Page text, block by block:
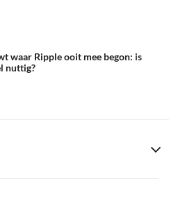
waar Ripple ooit mee begon: is
nuttig?